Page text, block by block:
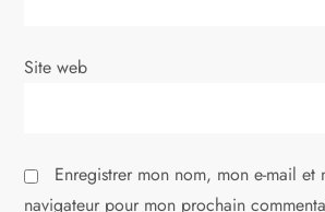
Site web
Enregistrer mon nom, mon e-mail et
navigateur pour mon prochain